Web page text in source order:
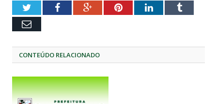
TwitterFacebookGoogle+PinterestLinkedInTumblr
Email
CONTEÚDO RELACIONADO